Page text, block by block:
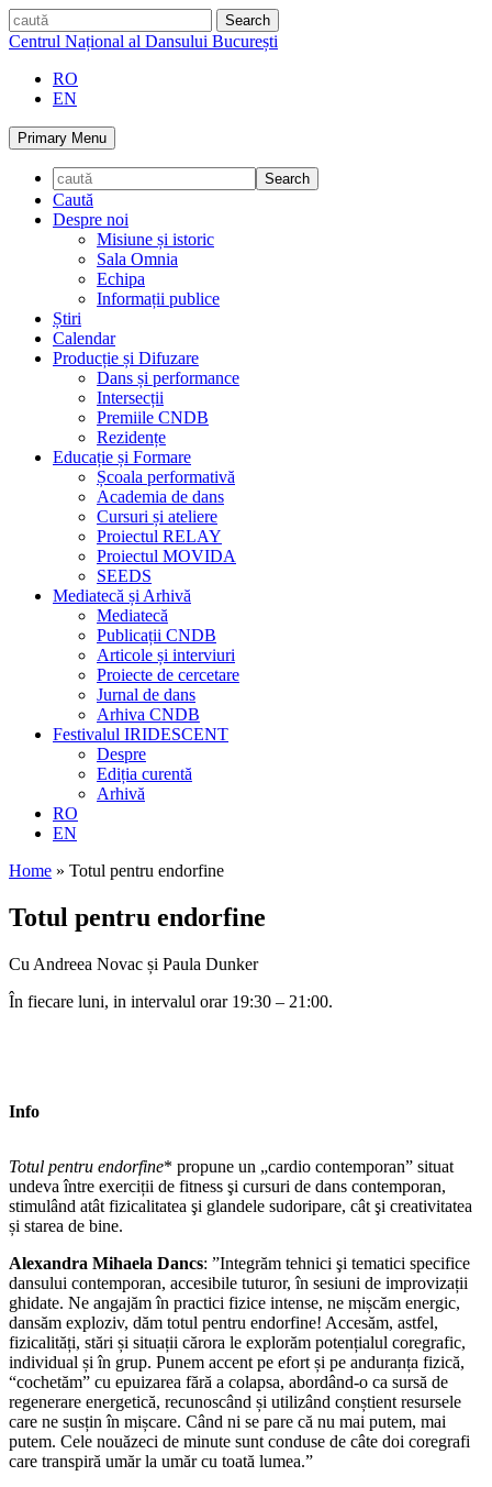
Skip
to
caută
Centrul Național al Dansului București
RO
EN
Primary Menu
Caută
Despre noi
Misiune și istoric
Sala Omnia
Echipa
Informații publice
Știri
Calendar
Producție și Difuzare
Dans și performance
Intersecții
Premiile CNDB
Rezidențe
Educație și Formare
Școala performativă
Academia de dans
Cursuri și ateliere
Proiectul RELAY
Proiectul MOVIDA
SEEDS
Mediatecă și Arhivă
Mediatecă
Publicații CNDB
Articole și interviuri
Proiecte de cercetare
Jurnal de dans
Arhiva CNDB
Festivalul IRIDESCENT
Despre
Ediția curentă
Arhivă
RO
EN
Home » Totul pentru endorfine
Totul pentru endorfine
Cu Andreea Novac și Paula Dunker
În fiecare luni, in intervalul orar 19:30 – 21:00.
Info
Totul pentru endorfine* propune un „cardio contemporan” situat
undeva între exerciții de fitness şi cursuri de dans contemporan,
stimulând atât fizicalitatea şi glandele sudoripare, cât şi creativitatea
și starea de bine.
Alexandra Mihaela Dancs: ”Integrăm tehnici şi tematici specifice
dansului contemporan, accesibile tuturor, în sesiuni de improvizații
ghidate. Ne angajăm în practici fizice intense, ne mișcăm energic,
dansăm exploziv, dăm totul pentru endorfine! Accesăm, astfel,
fizicalități, stări și situații cărora le explorăm potențialul coregrafic,
individual și în grup. Punem accent pe efort și pe anduranța fizică,
“cochetăm” cu epuizarea fără a colapsa, abordând-o ca sursă de
regenerare energetică, recunoscând și utilizând conștient resursele
care ne susțin în mișcare. Când ni se pare că nu mai putem, mai
putem. Cele nouăzeci de minute sunt conduse de câte doi coregrafi
care transpiră umăr la umăr cu toată lumea.”